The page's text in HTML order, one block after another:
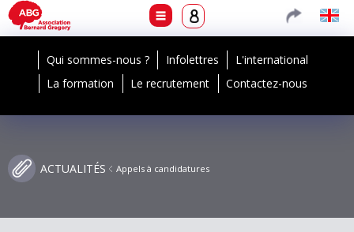
Qui sommes-nous ? Infolettres
L'international
La formation
Le recrutement Contactez-nous
ACTUALITÉS Appels à candidatures